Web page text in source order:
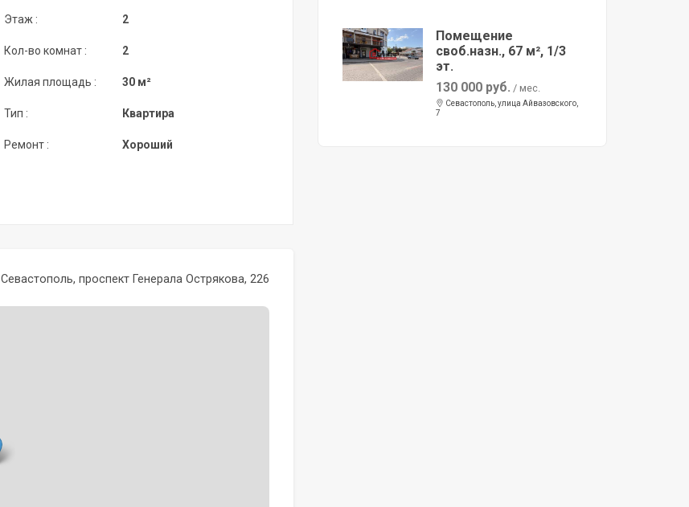
Этаж :
Кол-во комнат :
Жилая площадь :
Тип :
Ремонт :
2
2
30 м²
Квартира
Хороший
Севастополь, проспект Генерала Острякова, 226
Помещение
своб.назн., 67 м², 1/3
эт.
130 000 руб. / мес.
Севастополь, улица Айвазовского,
7